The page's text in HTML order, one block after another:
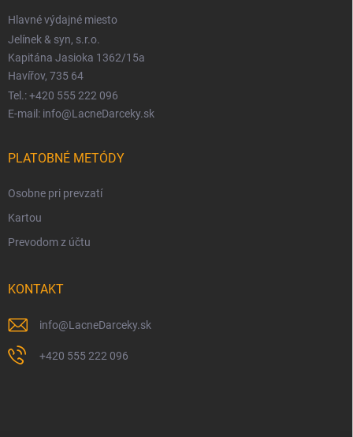
Hlavné výdajné miesto
Jelínek & syn, s.r.o.
Kapitána Jasioka 1362/15a
Havířov, 735 64
Tel.: +420 555 222 096
E-mail: info@LacneDarceky.sk
PLATOBNÉ METÓDY
Osobne pri prevzatí
Kartou
Prevodom z účtu
KONTAKT
info@LacneDarceky.sk
+420 555 222 096